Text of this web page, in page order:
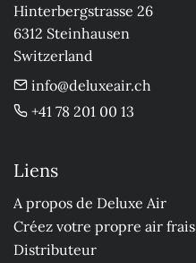
Hinterbergstrasse 26
6312 Steinhausen
Switzerland
info@deluxeair.ch
+41 78 201 00 13
Liens
A propos de Deluxe Air
Créez votre propre air frais
Distributeur